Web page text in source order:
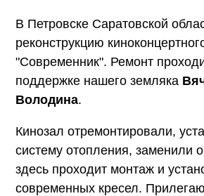
В Петровске Саратовской
реконструкцию
"Современник". Ремонт
поддержке нашего земляка
Володина.
Кинозал отремонтировали,
систему отопления, заменили
здесь проходит монтаж и
современных кресел.